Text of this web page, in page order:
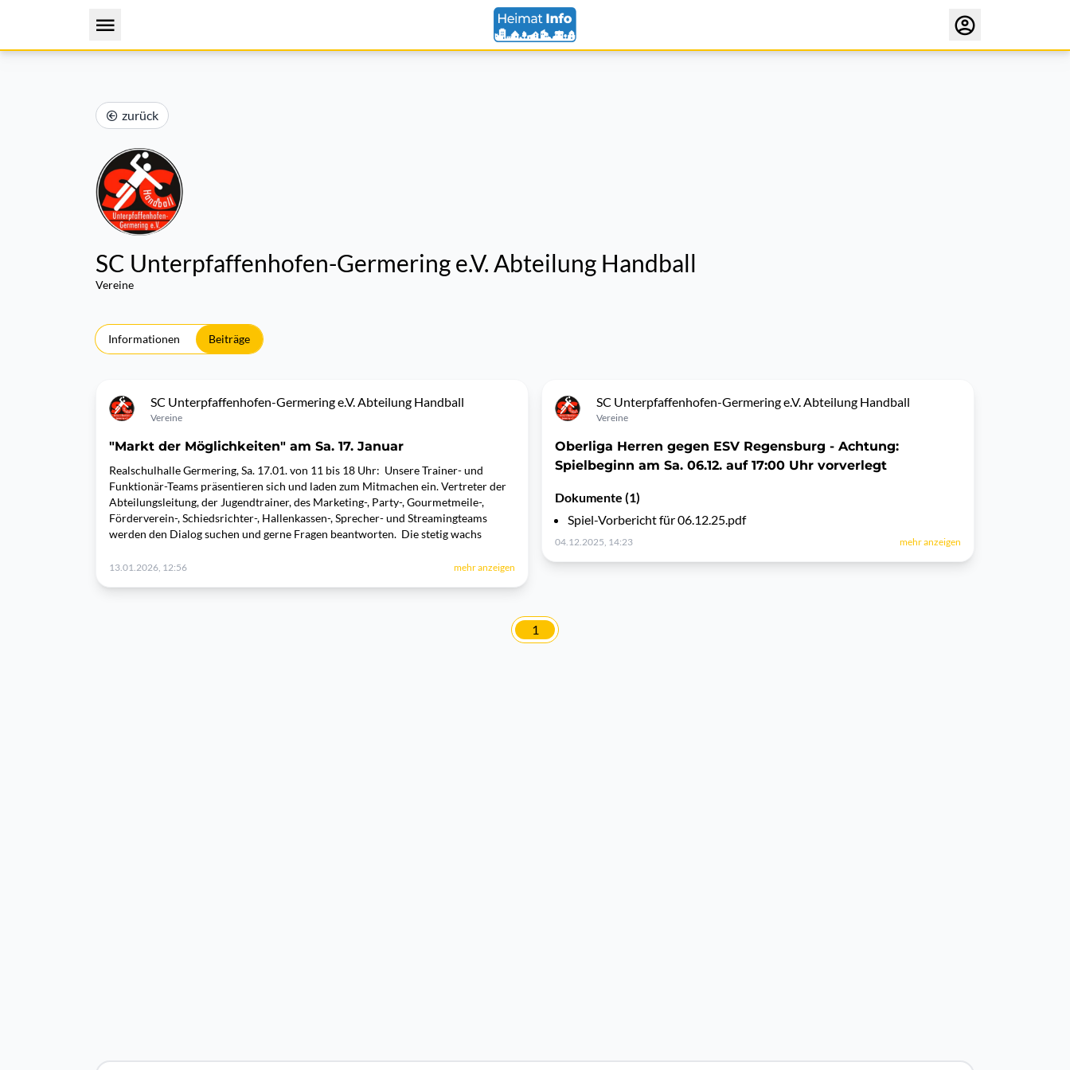
zurück
SC Unterpfaffenhofen-Germering e.V. Abteilung Handball
Vereine
Informationen Beiträge
SC Unterpfaffenhofen-Germering e.V. Abteilung Handball
Vereine
"Markt der Möglichkeiten" am Sa. 17. Januar
Realschulhalle Germering, Sa. 17.01. von 11 bis 18 Uhr: Unsere Trainer- und
Funktionär-Teams präsentieren sich und laden zum Mitmachen ein. Vertreter der
Abteilungsleitung, der Jugendtrainer, des Marketing-, Party-, Gourmetmeile-,
Förderverein-, Schiedsrichter-, Hallenkassen-, Sprecher- und Streamingteams
werden den Dialog suchen und gerne Fragen beantworten. Die stetig wachs
13.01.2026, 12:56 mehr anzeigen
SC Unterpfaffenhofen-Germering e.V. Abteilung Handball
Vereine
Oberliga Herren gegen ESV Regensburg - Achtung:
Spielbeginn am Sa. 06.12. auf 17:00 Uhr vorverlegt
Dokumente (1)
Spiel-Vorbericht für 06.12.25.pdf
04.12.2025, 14:23 mehr anzeigen
1